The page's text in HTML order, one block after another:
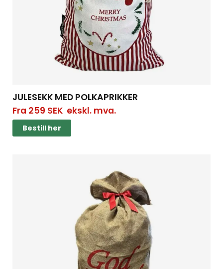
JULESEKK MED POLKAPRIKKER
Fra 259 SEKekskl. mva.
Bestill her